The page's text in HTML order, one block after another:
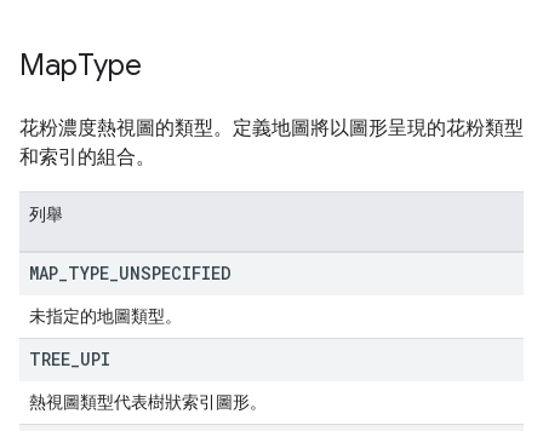
MapType
花粉濃度熱視圖的類型。定義地圖將以圖形呈現的花粉類型
和索引的組合。
列舉
MAP TYPE UNSPECIFIED
未指定的地圖類型。
TREE UPI
熱視圖類型代表樹狀索引圖形。